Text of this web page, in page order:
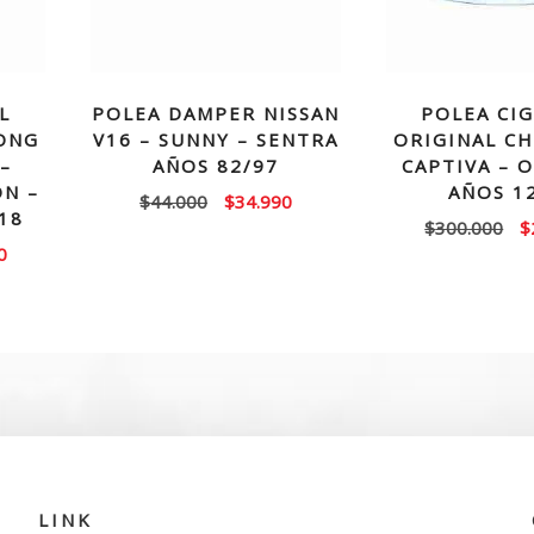
–
El
POLEA DAMPER NISSAN
V16 – SUNNY – SENTRA
AÑOS 82/97
$44.000
El
$34.990El
POLEA
ORIGINAL
CAPTIVA –
AÑOS
$300.000
El
$
LINK